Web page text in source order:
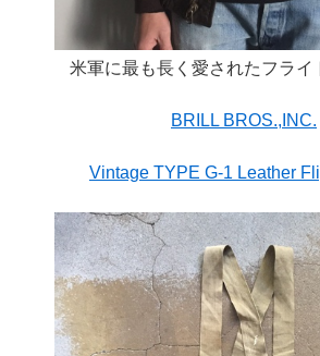
米軍に最も長く愛されたフライ
BRILL BROS.,INC.
Vintage TYPE G-1 Leather